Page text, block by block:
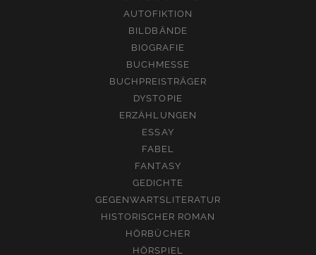
AUTOFIKTION
BILDBÄNDE
BIOGRAFIE
BUCHMESSE
BUCHPREISTRÄGER
DYSTOPIE
ERZÄHLUNGEN
ESSAY
FABEL
FANTASY
GEDICHTE
GEGENWARTSLITERATUR
HISTORISCHER ROMAN
HÖRBÜCHER
HÖRSPIEL